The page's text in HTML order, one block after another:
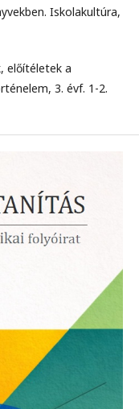
Iskolakultúra,
előítéletek a
3. évf. 1-2.